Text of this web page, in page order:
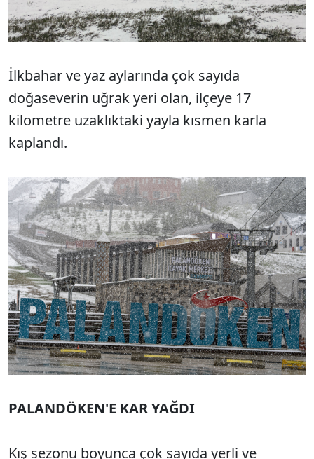
İlkbahar ve yaz aylarında çok sayıda
doğaseverin uğrak yeri olan, ilçeye 17
kilometre uzaklıktaki yayla kısmen karla
kaplandı.
PALANDÖKEN'E KAR YAĞDI
Kış sezonu boyunca çok sayıda yerli ve